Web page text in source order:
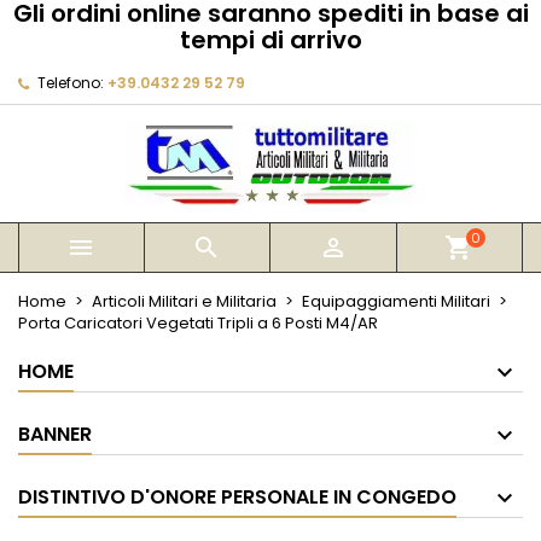
Gli ordini online saranno spediti in base ai
tempi di arrivo
Telefono: +39.0432 29 52 79
   shopping_cart0
Home Articoli Militari e Militaria
Equipaggiamenti Militari
Porta Caricatori Vegetati Tripli a 6 Posti M4/AR
HOME
BANNER
DISTINTIVO D'ONORE PERSONALE IN CONGEDO
My wishlists
add_circle_outline Create new list
Crea lista dei desideri
Annulla Crea lista dei desideri
Devi avere effettuato l'accesso per salvare dei
prodotti nella tua lista dei desideri.
Annulla